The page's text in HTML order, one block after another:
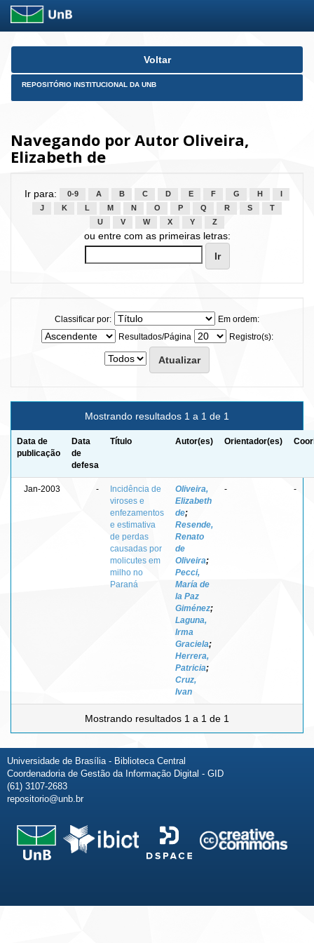
Skip
Voltar
REPOSITÓRIO INSTITUCIONAL DA UNB
Navegando por Autor Oliveira,
Elizabeth de
Ir para: 0-9 A B C D E F G H
J
K L M N O P Q R S
T
U
V W X Y Z
ou entre com as primeiras letras:
Classificar por:
Em ordem:
Resultados/Página
Registro(s):
Mostrando resultados 1 a 1 de 1
Data de
publicação
Data
de
defesa
Título Autor(es) Orientador(es)
Jan-2003 -
Incidência de
viroses e
enfezamentos
e estimativa
de perdas
causadas por
molicutes em
milho no
Paraná
Oliveira,
Elizabeth
de;
Resende,
Renato
de
Oliveira;
Pecci,
María de
la Paz
Giménez;
Laguna,
Irma
Graciela;
Herrera,
Patricia;
Cruz,
Ivan
- -
Mostrando resultados 1 a 1 de 1
Universidade de Brasília - Biblioteca Central
Coordenadoria de Gestão da Informação Digital - GID
(61) 3107-2683
repositorio@unb.br